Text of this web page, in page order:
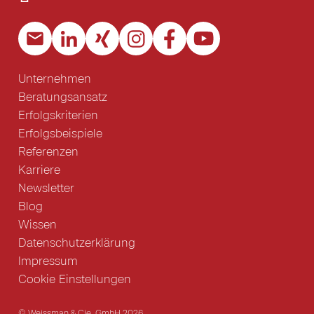
Unternehmen
Beratungsansatz
Erfolgskriterien
Erfolgsbeispiele
Referenzen
Karriere
Newsletter
Blog
Wissen
Datenschutzerklärung
Impressum
Cookie Einstellungen